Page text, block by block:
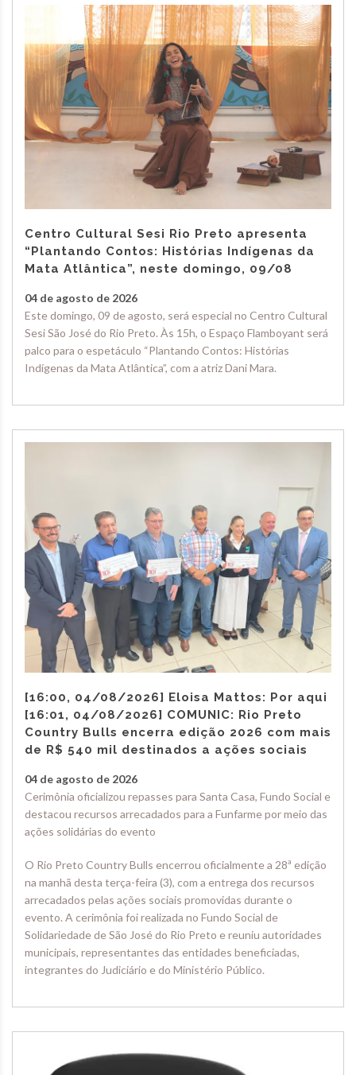
Centro Cultural Sesi Rio Preto apresenta
“Plantando Contos: Histórias Indígenas da
Mata Atlântica”, neste domingo, 09/08
04 de agosto de 2026
Este domingo, 09 de agosto, será especial no Centro Cultural
Sesi São José do Rio Preto. Às 15h, o Espaço Flamboyant será
palco para o espetáculo “Plantando Contos: Histórias
Indígenas da Mata Atlântica”, com a atriz Dani Mara.
[16:00, 04/08/2026] Eloisa Mattos: Por aqui
[16:01, 04/08/2026] COMUNIC: Rio Preto
Country Bulls encerra edição 2026 com mais
de R$ 540 mil destinados a ações sociais
04 de agosto de 2026
Cerimônia oficializou repasses para Santa Casa, Fundo Social e
destacou recursos arrecadados para a Funfarme por meio das
ações solidárias do evento
O Rio Preto Country Bulls encerrou oficialmente a 28ª edição
na manhã desta terça-feira (3), com a entrega dos recursos
arrecadados pelas ações sociais promovidas durante o
evento. A cerimônia foi realizada no Fundo Social de
Solidariedade de São José do Rio Preto e reuniu autoridades
municipais, representantes das entidades beneficiadas,
integrantes do Judiciário e do Ministério Público.